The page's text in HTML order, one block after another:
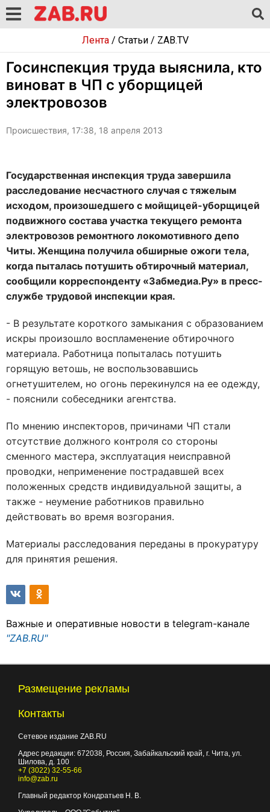
Лента/ Статьи/ ZAB.TV
Госинспекция труда выяснила, кто
виноват в ЧП с уборщицей
электровозов
Происшествия, 17:38, 18 апреля 2013
Государственная инспекция труда завершила
расследование несчастного случая с тяжелым
исходом, произошедшего с мойщицей-уборщицей
подвижного состава участка текущего ремонта
электровозов ремонтного локомотивного депо
Читы. Женщина получила обширные ожоги тела,
когда пыталась потушить обтирочный материал,
сообщили корреспонденту «Забмедиа.Ру» в пресс-
службе трудовой инспекции края.
- В результате короткого замыкания с образованием
искры произошло воспламенение обтирочного
материала. Работница попыталась потушить
горящую ветошь, не воспользовавшись
огнетушителем, но огонь перекинулся на ее одежду,
- пояснили собеседники агентства.
По мнению инспекторов, причинами ЧП стали
отсутствие должного контроля со стороны
сменного мастера, эксплуатация неисправной
проводки, неприменение пострадавшей всех
положенных средств индивидуальной защиты, а
также - неумение работников правильно
действовать во время возгорания.
Материалы расследования переданы в прокуратуру
для принятия решения.
Важные и оперативные новости в telegram-канале
"ZAB.RU"
Размещение рекламы
Контакты
Сетевое издание ZAB.RU
Адрес редакции: 672038, Россия, Забайкальский край, г. Чита, ул.
Шилова, д. 100
+7 (3022) 32-55-66
info@zab.ru
Главный редактор Кондратьев Н. В.